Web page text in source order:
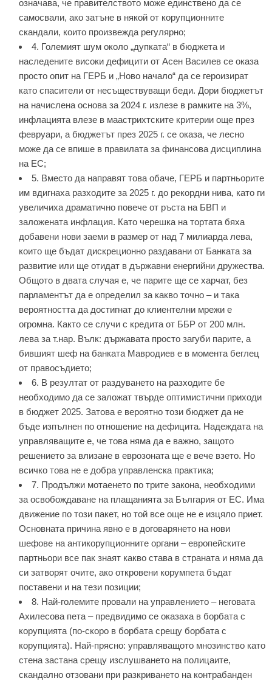
означава, че правителството може единствено да се
самосвали, ако затъне в някой от корупционните
скандали, които произвежда регулярно;
4. Големият шум около „дупката“ в бюджета и
наследените високи дефицити от Асен Василев се оказа
просто опит на ГЕРБ и „Ново начало“ да се героизират
като спасители от несъществуващи беди. Дори бюджетът
на начислена основа за 2024 г. излезе в рамките на 3%,
инфлацията влезе в маастрихтските критерии още през
февруари, а бюджетът през 2025 г. се оказа, че лесно
може да се впише в правилата за финансова дисциплина
на ЕС;
5. Вместо да направят това обаче, ГЕРБ и партньорите
им вдигнаха разходите за 2025 г. до рекордни нива, като ги
увеличиха драматично повече от ръста на БВП и
заложената инфлация. Като черешка на тортата бяха
добавени нови заеми в размер от над 7 милиарда лева,
които ще бъдат дискреционно раздавани от Банката за
развитие или ще отидат в държавни енергийни дружества.
Общото в двата случая е, че парите ще се харчат, без
парламентът да е определил за какво точно – и така
вероятността да достигнат до клиентелни мрежи е
огромна. Както се случи с кредита от ББР от 200 млн.
лева за т.нар. Вълк: държавата просто загуби парите, а
бившият шеф на банката Мавродиев е в момента беглец
от правосъдието;
6. В резултат от раздуването на разходите бе
необходимо да се заложат твърде оптимистични приходи
в бюджет 2025. Затова е вероятно този бюджет да не
бъде изпълнен по отношение на дефицита. Надеждата на
управляващите е, че това няма да е важно, защото
решението за влизане в еврозоната ще е вече взето. Но
всичко това не е добра управленска практика;
7. Продължи мотаенето по трите закона, необходими
за освобождаване на плащанията за България от ЕС. Има
движение по този пакет, но той все още не е изцяло приет.
Основната причина явно е в договарянето на нови
шефове на антикорупционните органи – европейските
партньори все пак знаят какво става в страната и няма да
си затворят очите, ако откровени корумпета бъдат
поставени и на тези позиции;
8. Най-големите провали на управлението – неговата
Ахилесова пета – предвидимо се оказаха в борбата с
корупцията (по-скоро в борбата срещу борбата с
корупцията). Най-прясно: управляващото мнозинство като
стена застана срещу изслушването на полицаите,
скандално отзовани при разкриването на контрабанден